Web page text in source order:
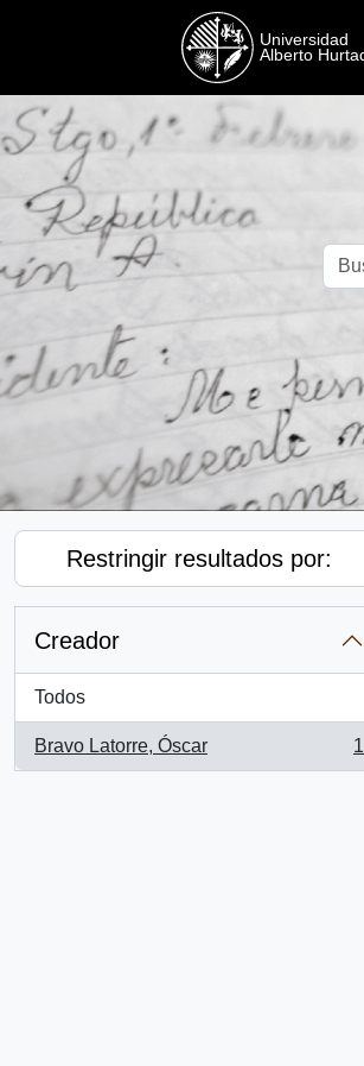
Restringir resultados por:
Creador
Todos
Bravo Latorre, Óscar
, 1 resultados
1